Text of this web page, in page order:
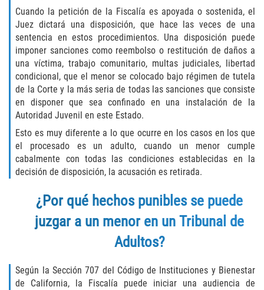
Robo de Caja Fuerte
Hurto Mayor
Delitos Sexuales
Actos Lascivos con un Menor
Copulación oral forzada
Exposición Indecente
Molestar A Un Niño Menor de 18
Años
Merodear Para Cometer Prostitución
Penetración Sexual Forzada
Cuando la petición de la Fiscalía es apoyada o sostenida, el
Juez dictará una disposición, que hace las veces de una
sentencia en estos procedimientos. Una disposición puede
imponer sanciones como reembolso o restitución de daños a
una víctima, trabajo comunitario, multas judiciales, libertad
condicional, que el menor se colocado bajo régimen de tutela
de la Corte y la más seria de todas las sanciones que consiste
en disponer que sea confinado en una instalación de la
Autoridad Juvenil en este Estado.
Esto es muy diferente a lo que ocurre en los casos en los que
el procesado es un adulto, cuando un menor cumple
cabalmente con todas las condiciones establecidas en la
decisión de disposición, la acusación es retirada.
¿Por qué hechos punibles se puede
juzgar a un menor en un Tribunal de
Adultos?
Según la Sección 707 del Código de Instituciones y Bienestar
de California, la Fiscalía puede iniciar una audiencia de